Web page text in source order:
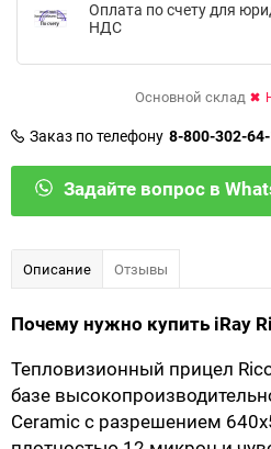
Оплата по счету для
НДС
Основной склад
Заказ по телефону 8-800-302-
Задайте вопрос в
Описание Отзывы
Почему нужно купить iRay
Тепловизионный прицел
базе
Ceramic с разрешением